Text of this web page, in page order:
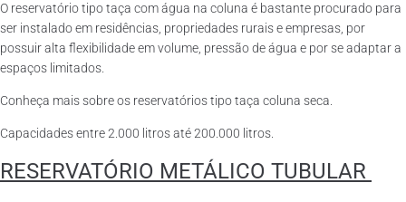
O reservatório tipo taça com água na coluna é bastante procurado para
ser instalado em residências, propriedades rurais e empresas, por
possuir alta flexibilidade em volume, pressão de água e por se adaptar a
espaços limitados.
Conheça mais sobre os reservatórios tipo taça coluna seca.
Capacidades entre 2.000 litros até 200.000 litros.
RESERVATÓRIO METÁLICO TUBULAR